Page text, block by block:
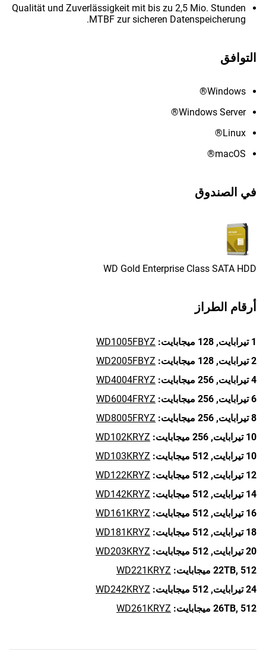
Qualität und Zuverlässigkeit mit bis zu 2,5 Mio. Stunden
MTBF zur sicheren Datenspeicherung.
التوافق
Windows®
Windows Server®
Linux®
macOS®
في الصندوق
WD Gold Enterprise Class SATA HDD
أرقام الطراز
1 تيرابايت, 128 ميجابايت:
WD1005FBYZ
2 تيرابايت,
128 ميجابايت:
WD2005FBYZ
4 تيرابايت,
256 ميجابايت:
WD4004FRYZ
6 تيرابايت,
256 ميجابايت:
WD6004FRYZ
8 تيرابايت,
256 ميجابايت:
WD8005FRYZ
10 تيرابايت,
256 ميجابايت:
WD102KRYZ
10 تيرابايت,
512 ميجابايت:
WD103KRYZ
12 تيرابايت,
512 ميجابايت:
WD122KRYZ
14 تيرابايت,
512 ميجابايت:
WD142KRYZ
16 تيرابايت,
512 ميجابايت:
WD161KRYZ
18 تيرابايت,
512 ميجابايت:
WD181KRYZ
20 تيرابايت,
512 ميجابايت:
WD203KRYZ
22TB, 512 ميجابايت:
WD221KRYZ
24 تيرابايت,
512 ميجابايت:
WD242KRYZ
26TB, 512 ميجابايت: WD261KRYZ